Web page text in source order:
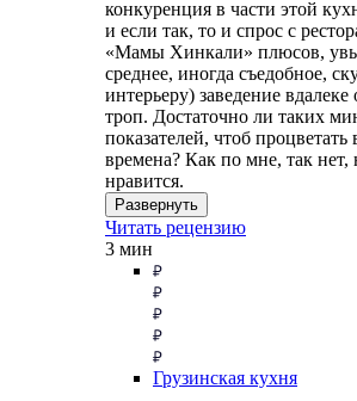
конкуренция в части этой
и если так, то и спрос с
«Мамы Хинкали» плюсов,
среднее, иногда съедобное,
интерьеру) заведение вдалеке
троп. Достаточно ли таких
показателей, чтоб
времена? Как по мне, так
нравится.
Развернуть
Читать рецензию
3 мин
Грузинская кухня